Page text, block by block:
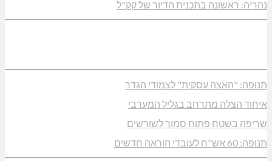
נהריה: ראשונה בתכנית הדיור של קק"ל
תנופה: "האצה עסקית" לצמודי הגדר
איחוד הצלה מתרחב בגליל המערבי
שריפה בשטח פתוח סמוך לשורשים
תנופה: 60 אש"ח לעובדי הוראה חדשים